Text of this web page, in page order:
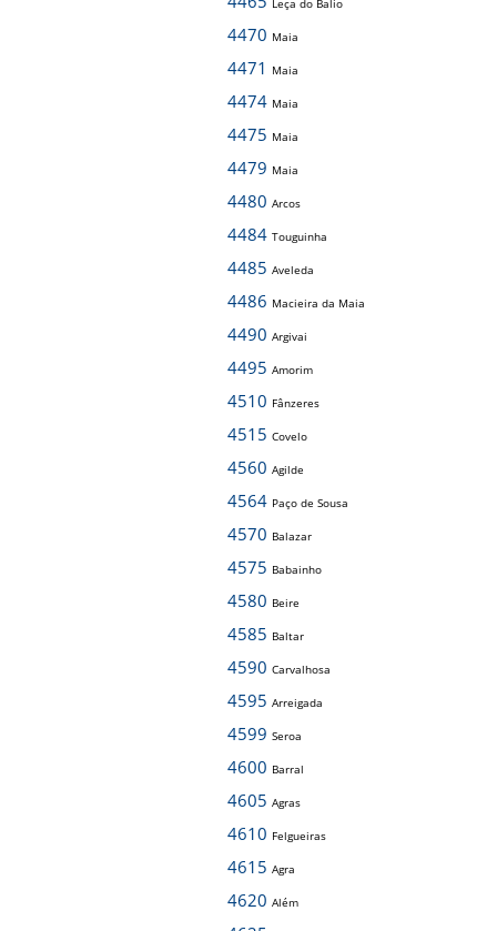
Leça do Balio
4470 Maia
4471 Maia
4474 Maia
4475 Maia
4479 Maia
4480 Arcos
4484 Touguinha
4485 Aveleda
4486 Macieira da Maia
4490 Argivai
4495 Amorim
4510 Fânzeres
4515 Covelo
4560 Agilde
4564 Paço de Sousa
4570 Balazar
4575 Babainho
4580 Beire
4585 Baltar
4590 Carvalhosa
4595 Arreigada
4599 Seroa
4600 Barral
4605 Agras
4610 Felgueiras
4615 Agra
4620 Além